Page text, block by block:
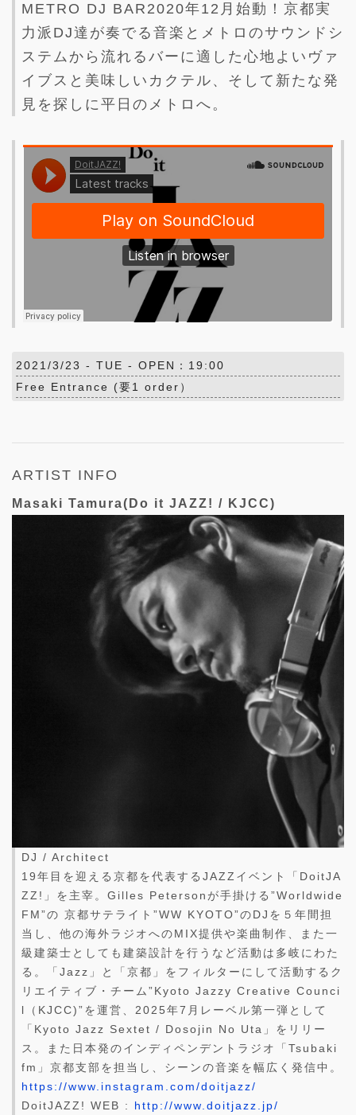
METRO DJ BAR2020年12月始動！京都実
力派DJ達が奏でる音楽とメトロのサウンドシ
ステムから流れるバーに適した心地よいヴァ
イブスと美味しいカクテル、そして新たな発
見を探しに平日のメトロへ。
2021/3/23 - TUE - OPEN：19:00
Free Entrance (要1 order）
ARTIST INFO
Masaki Tamura(Do it JAZZ! / KJCC)
DJ / Architect
19年目を迎える京都を代表するJAZZイベント「DoitJA
ZZ!」を主宰。Gilles Petersonが手掛ける”Worldwide
FM”の 京都サテライト”WW KYOTO”のDJを５年間担
当し、他の海外ラジオへのMIX提供や楽曲制作、また一
級建築士としても建築設計を行うなど活動は多岐にわた
る。「Jazz」と「京都」をフィルターにして活動するク
リエイティブ・チーム”Kyoto Jazzy Creative Counci
l（KJCC)”を運営、2025年7月レーベル第一弾として
「Kyoto Jazz Sextet / Dosojin No Uta」をリリー
ス。また日本発のインディペンデントラジオ「Tsubaki
fm」京都支部を担当し、シーンの音楽を幅広く発信中。
https://www.instagram.com/doitjazz/
DoitJAZZ! WEB : http://www.doitjazz.jp/